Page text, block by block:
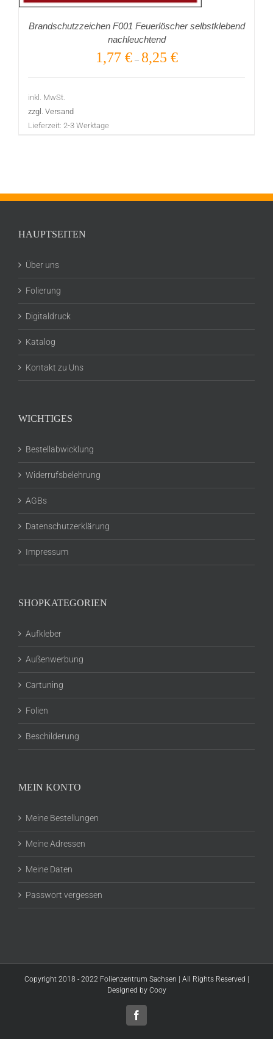
Brandschutzzeichen F001 Feuerlöscher selbstklebend
nachleuchtend
1,77 €– 8,25 €
inkl. MwSt.
zzgl. Versand
Lieferzeit: 2-3 Werktage
HAUPTSEITEN
Über uns
Folierung
Digitaldruck
Katalog
Kontakt zu Uns
WICHTIGES
Bestellabwicklung
Widerrufsbelehrung
AGBs
Datenschutzerklärung
Impressum
SHOPKATEGORIEN
Aufkleber
Außenwerbung
Cartuning
Folien
Beschilderung
MEIN KONTO
Meine Bestellungen
Meine Adressen
Meine Daten
Passwort vergessen
Copyright 2018 - 2022 Folienzentrum Sachsen | All Rights Reserved |
Designed by Cooy
Facebook